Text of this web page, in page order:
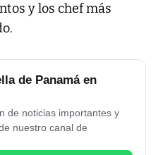
y los chef más
de Panamá en
de noticias importantes y
nuestro canal de